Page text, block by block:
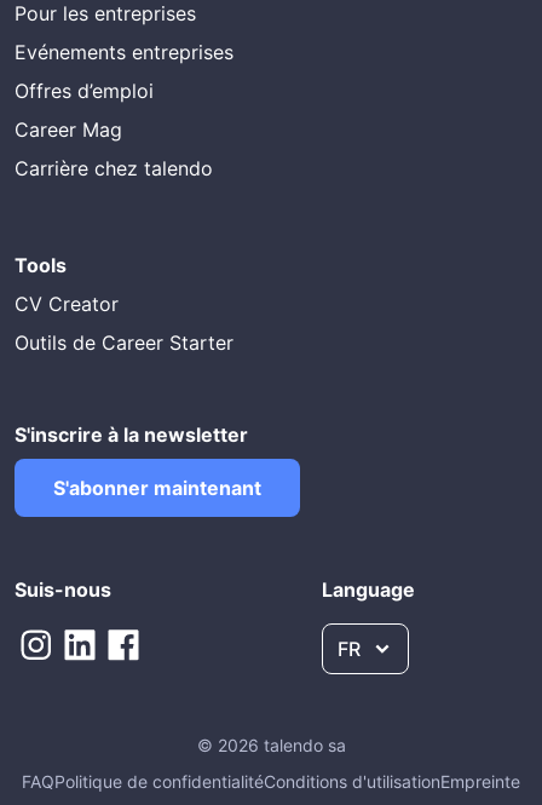
Pour les entreprises
Evénements entreprises
Offres d’emploi
Career Mag
Carrière chez talendo
Tools
CV Creator
Outils de Career Starter
S'inscrire à la newsletter
S'abonner maintenant
Suis-nous Language
FR
© 2026 talendo sa
FAQPolitique de confidentialitéConditions d'utilisationEmpreinte